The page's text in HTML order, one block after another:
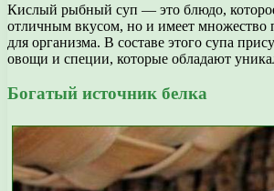
Кислый рыбный суп — это блюдо, которое
отличным вкусом, но и имеет множество
для организма. В составе этого супа
овощи и специи, которые обладают
Богатый источник белка